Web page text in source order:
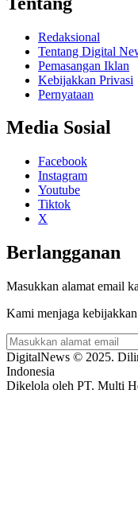
Redaksional
Tentang Digital
Pemasangan Iklan
Kebijakkan Privasi
Pernyataan
Media Sosial
Facebook
Instagram
Youtube
Tiktok
X
Berlangganan
Masukkan alamat email
Kami menjaga
DigitalNews © 2025.
Indonesia
Dikelola oleh PT. Multi